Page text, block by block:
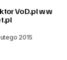
VoD.pl w w
2015